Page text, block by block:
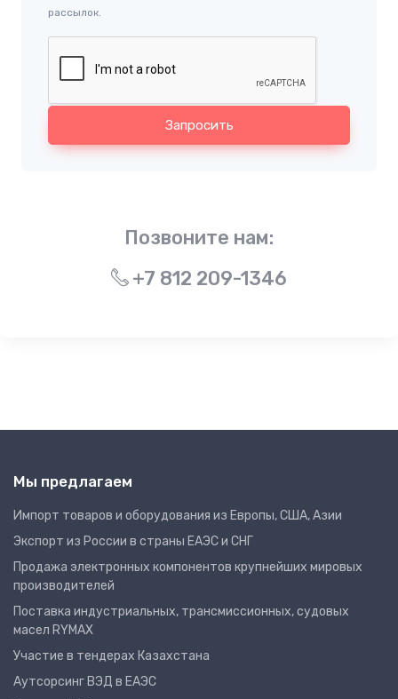
рассылок.
Запросить
Позвоните нам:
+7 812 209-1346
Мы предлагаем
Импорт товаров и оборудования из Европы, США, Азии
Экспорт из России в страны ЕАЭС и СНГ
Продажа электронных компонентов крупнейших мировых
производителей
Поставка индустриальных, трансмиссионных, судовых
масел RYMAX
Участие в тендерах Казахстана
Аутсорсинг ВЭД в ЕАЭС